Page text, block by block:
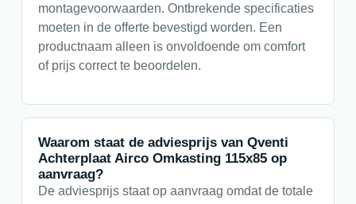
montagevoorwaarden. Ontbrekende specificaties
moeten in de offerte bevestigd worden. Een
productnaam alleen is onvoldoende om comfort
of prijs correct te beoordelen.
Waarom staat de adviesprijs van Qventi
Achterplaat Airco Omkasting 115x85 op
aanvraag?
De adviesprijs staat op aanvraag omdat de totale